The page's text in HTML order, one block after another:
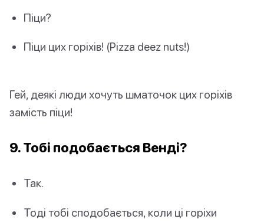
Піци?
Піци цих горіхів! (Pizza deez nuts!)
Гей, деякі люди хочуть шматочок цих горіхів
замість піци!
9. Тобі подобається Венді?
Так.
Тоді тобі сподобається, коли ці горіхи